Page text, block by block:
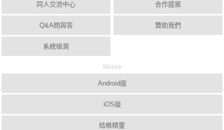
同人交流中心
Q&A問與答
系統檢測
合作提案
贊助我們
Mobile
Android版
iOS版
結帳精靈